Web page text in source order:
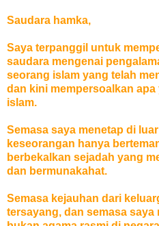
Saudara hamka,
Saya terpanggil untuk
saudara mengenai
seorang islam yang telah
dan kini mempersoalkan
islam.
Semasa saya menetap di
keseorangan hanya
berbekalkan sejadah yang
dan bermunakahat.
Semasa kejauhan dari
tersayang, dan semasa